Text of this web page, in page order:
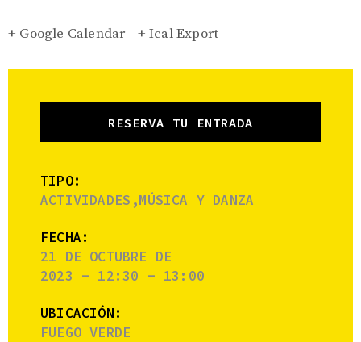
+ Google Calendar + Ical Export
RESERVA TU ENTRADA
TIPO:
ACTIVIDADES,MÚSICA Y DANZA
FECHA:
21 DE OCTUBRE DE
2023 - 12:30 - 13:00
UBICACIÓN:
FUEGO VERDE